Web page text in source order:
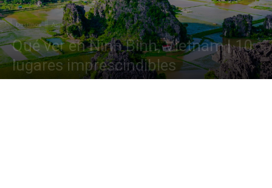
Destinos Asia
Qué ver en Ninh Binh, Vietnam | 10
lugares imprescindibles